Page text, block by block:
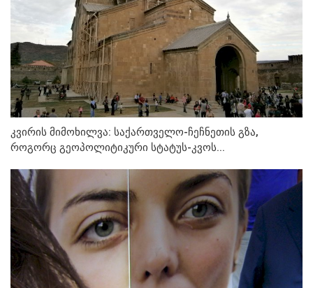
კვირის მიმოხილვა: საქართველო-ჩეჩნეთის გზა,
როგორც გეოპოლიტიკური სტატუს-კვოს...